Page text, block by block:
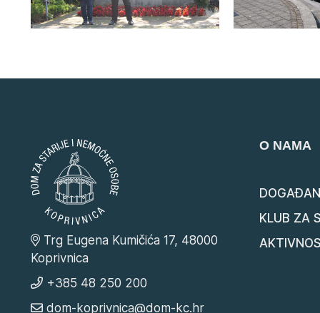
Trg Eugena Kumičića 17, 48000
Koprivnica
+385 48 250 200
dom-koprivnica@dom-kc.hr
O NAMA
KLUB ZA